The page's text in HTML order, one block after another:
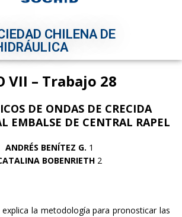
CHILENA DE
VII – Trabajo 28
DE ONDAS DE CRECIDA
EMBALSE DE CENTRAL RAPEL
ANDRÉS BENÍTEZ G. 1
BOBENRIETH 2
la metodología para pronosticar las